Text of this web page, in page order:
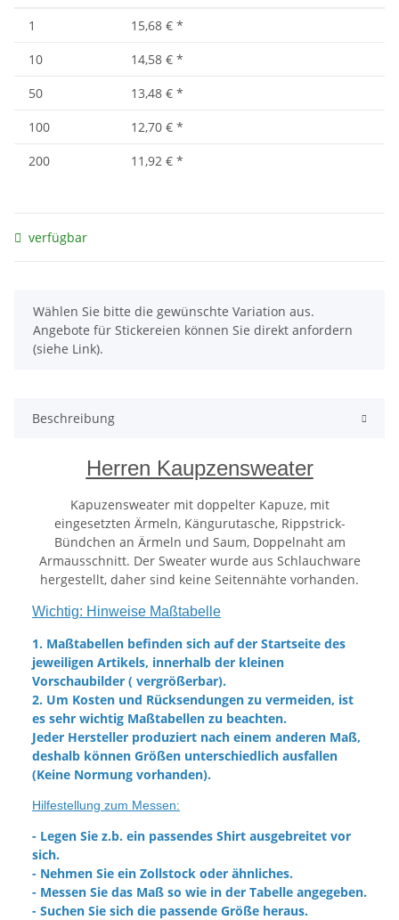
1 15,68 € *
10
14,58 € *
50
13,48 € *
100
12,70 € *
200
11,92 € *
verfügbar
x
Wählen Sie bitte die gewünschte Variation aus.
Angebote für Stickereien können Sie direkt anfordern
(siehe Link).
Beschreibung
Herren Kaupzensweater
Kapuzensweater mit doppelter Kapuze, mit
eingesetzten Ärmeln, Kängurutasche, Rippstrick-
Bündchen an Ärmeln und Saum, Doppelnaht am
Armausschnitt. Der Sweater wurde aus Schlauchware
hergestellt, daher sind keine Seitennähte vorhanden.
Wichtig: Hinweise Maßtabelle
1. Maßtabellen befinden sich auf der Startseite des
jeweiligen Artikels, innerhalb der kleinen
Vorschaubilder ( vergrößerbar).
2. Um Kosten und Rücksendungen zu vermeiden, ist
es sehr wichtig Maßtabellen zu beachten.
Jeder Hersteller produziert nach einem anderen Maß,
deshalb können Größen unterschiedlich ausfallen
(Keine Normung vorhanden).
Hilfestellung zum Messen:
- Legen Sie z.b. ein passendes Shirt ausgebreitet vor
sich.
- Nehmen Sie ein Zollstock oder ähnliches.
- Messen Sie das Maß so wie in der Tabelle angegeben.
- Suchen Sie sich die passende Größe heraus.